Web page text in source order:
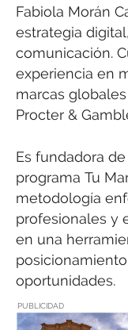
Fabiola Morán
estrategia
comunicación.
experiencia en
marcas
Procter &
Es fundadora
programa Tu
metodología
profesionales y
en una
oportunidades.
PUBLICIDAD